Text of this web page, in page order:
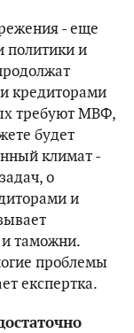
- еще
политики и
кредиторами
требуют МВФ,
будет
климат -
о
и
таможни.
проблемы
експертка.